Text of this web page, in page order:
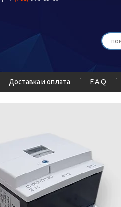
Доставка и оплата F.A.Q